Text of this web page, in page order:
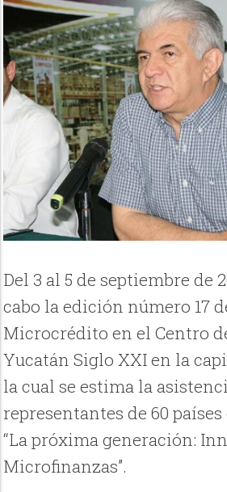
Del 3 al 5 de septiembre de
cabo la edición número 17
Microcrédito en el Centro
Yucatán Siglo XXI en la
la cual se estima la
representantes de 60
“La próxima generación:
Microfinanzas”.